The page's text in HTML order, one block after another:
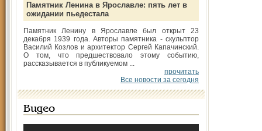
Памятник Ленина в Ярославле: пять лет в
ожидании пьедестала
Памятник Ленину в Ярославле был открыт 23
декабря 1939 года. Авторы памятника - скульптор
Василий Козлов и архитектор Сергей Капачинский.
О том, что предшествовало этому событию,
рассказывается в публикуемом ...
прочитать
Все новости за сегодня
Видео